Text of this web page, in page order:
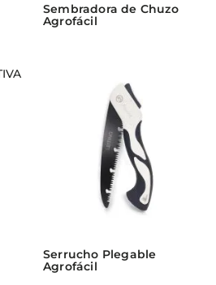
Sembradora de Chuzo
Agrofácil
Serrucho Plegable
Agrofácil